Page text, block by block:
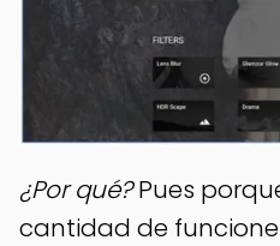
¿Por qué?Pues
cantidad de